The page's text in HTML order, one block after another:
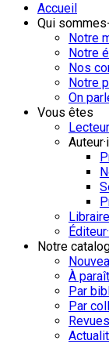
Accueil
Qui
Notre
Notre
Nos
Notre
On
Vous êtes
Libraire
Notre
À
Par
Par
Revues